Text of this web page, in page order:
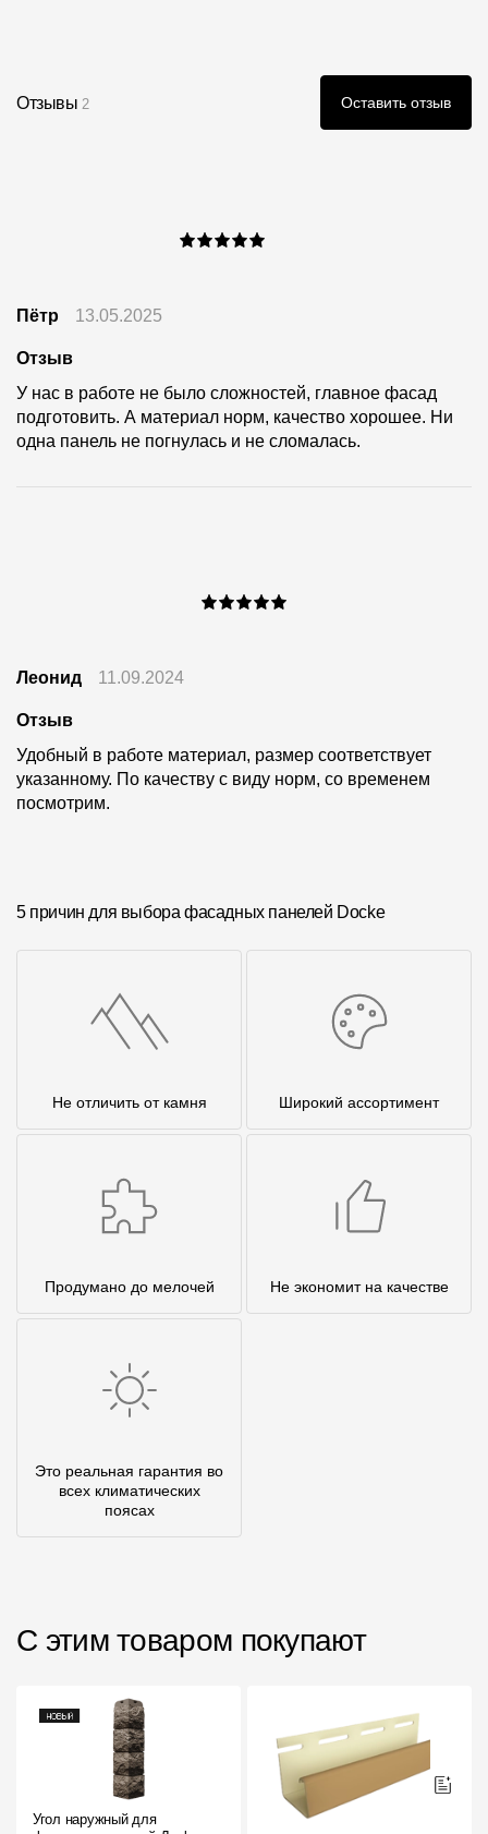
Отзывы 2 Оставить отзыв
Пётр 13.05.2025
Отзыв
У нас в работе не было сложностей, главное фасад
подготовить. А материал норм, качество хорошее. Ни
одна панель не погнулась и не сломалась.
Леонид 11.09.2024
Отзыв
Удобный в работе материал, размер соответствует
указанному. По качеству с виду норм, со временем
посмотрим.
5 причин для выбора фасадных панелей Docke
Не отличить от камня Широкий ассортимент
Продумано до мелочей Не экономит на качестве
Это реальная гарантия во
всех климатических
поясах
С этим товаром покупают
Угол наружный для